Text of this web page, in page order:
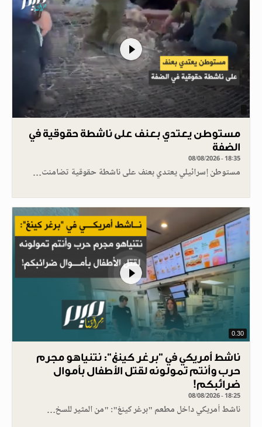
مستوطن يعتدي بعنف على ناشطة حقوقية في
الضفة
08/08/2026 - 18:35
مستوطن إسرائيلي يعتدي بعنف على ناشطة حقوقية تضامنت…
0.30
ناشط أمريكي في "برغر كينغ": نتنياهو مجرم
حرب وأنتم تمولونه لقتل الأطفال بأموال
ضرائبكم!
08/08/2026 - 18:25
ناشط أمريكي داخل مطعم "برغر كينغ": "من المثير للسخ…